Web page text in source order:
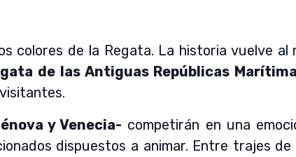
colores de la Regata. La historia vuelve al
de las Antiguas Repúblicas
y Venecia- competirán en una
dispuestos a animar. Entre trajes de